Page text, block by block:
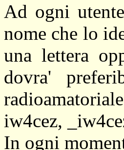
Ad ogni
nome che lo
una lettera
dovra'
iw4cez,
In ogni